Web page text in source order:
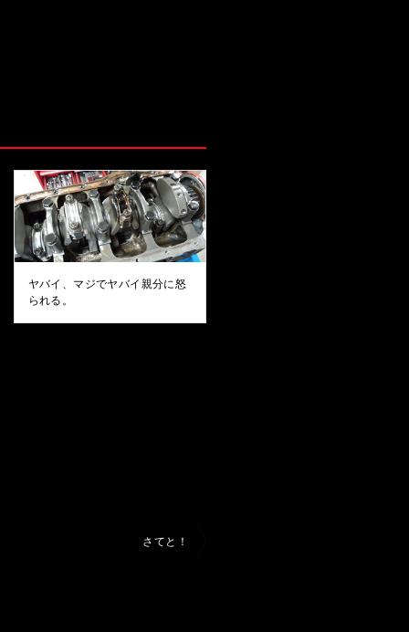
ヤバイ、マジでヤバイ親分に怒
られる。
さてと！